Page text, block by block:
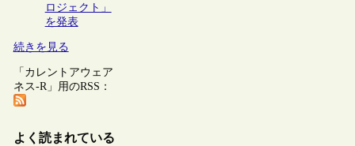
ロジェクト」
を発表
続きを見る
「カレントアウェア
ネス-R」用のRSS：
よく読まれている